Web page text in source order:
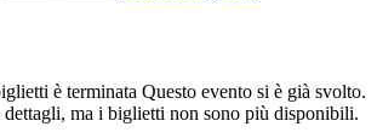
è terminata Questo evento si è già svolto.
dettagli, ma i biglietti non sono più disponibili.